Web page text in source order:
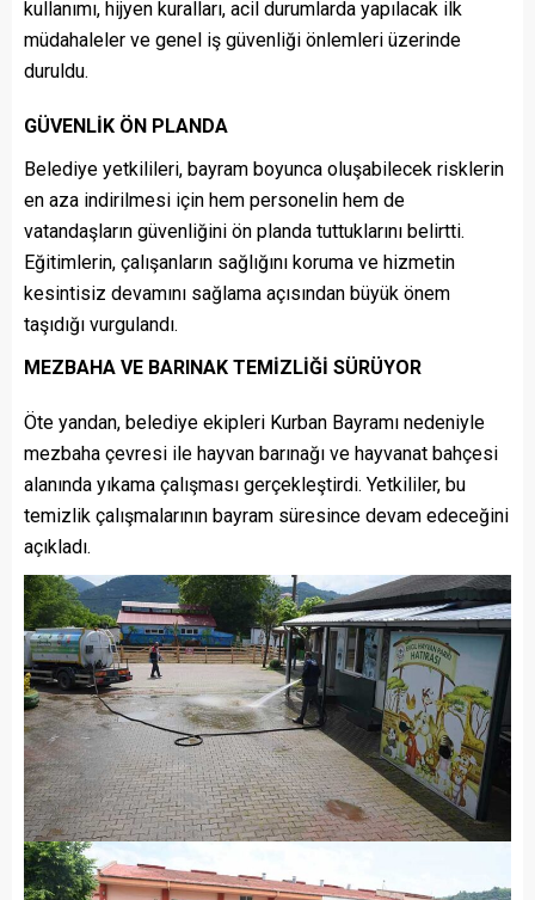
kullanımı, hijyen kuralları, acil durumlarda yapılacak ilk
müdahaleler ve genel iş güvenliği önlemleri üzerinde
duruldu.
GÜVENLİK ÖN PLANDA
Belediye yetkilileri, bayram boyunca oluşabilecek risklerin
en aza indirilmesi için hem personelin hem de
vatandaşların güvenliğini ön planda tuttuklarını belirtti.
Eğitimlerin, çalışanların sağlığını koruma ve hizmetin
kesintisiz devamını sağlama açısından büyük önem
taşıdığı vurgulandı.
MEZBAHA VE BARINAK TEMİZLİĞİ SÜRÜYOR
Öte yandan, belediye ekipleri Kurban Bayramı nedeniyle
mezbaha çevresi ile hayvan barınağı ve hayvanat bahçesi
alanında yıkama çalışması gerçekleştirdi. Yetkililer, bu
temizlik çalışmalarının bayram süresince devam edeceğini
açıkladı.